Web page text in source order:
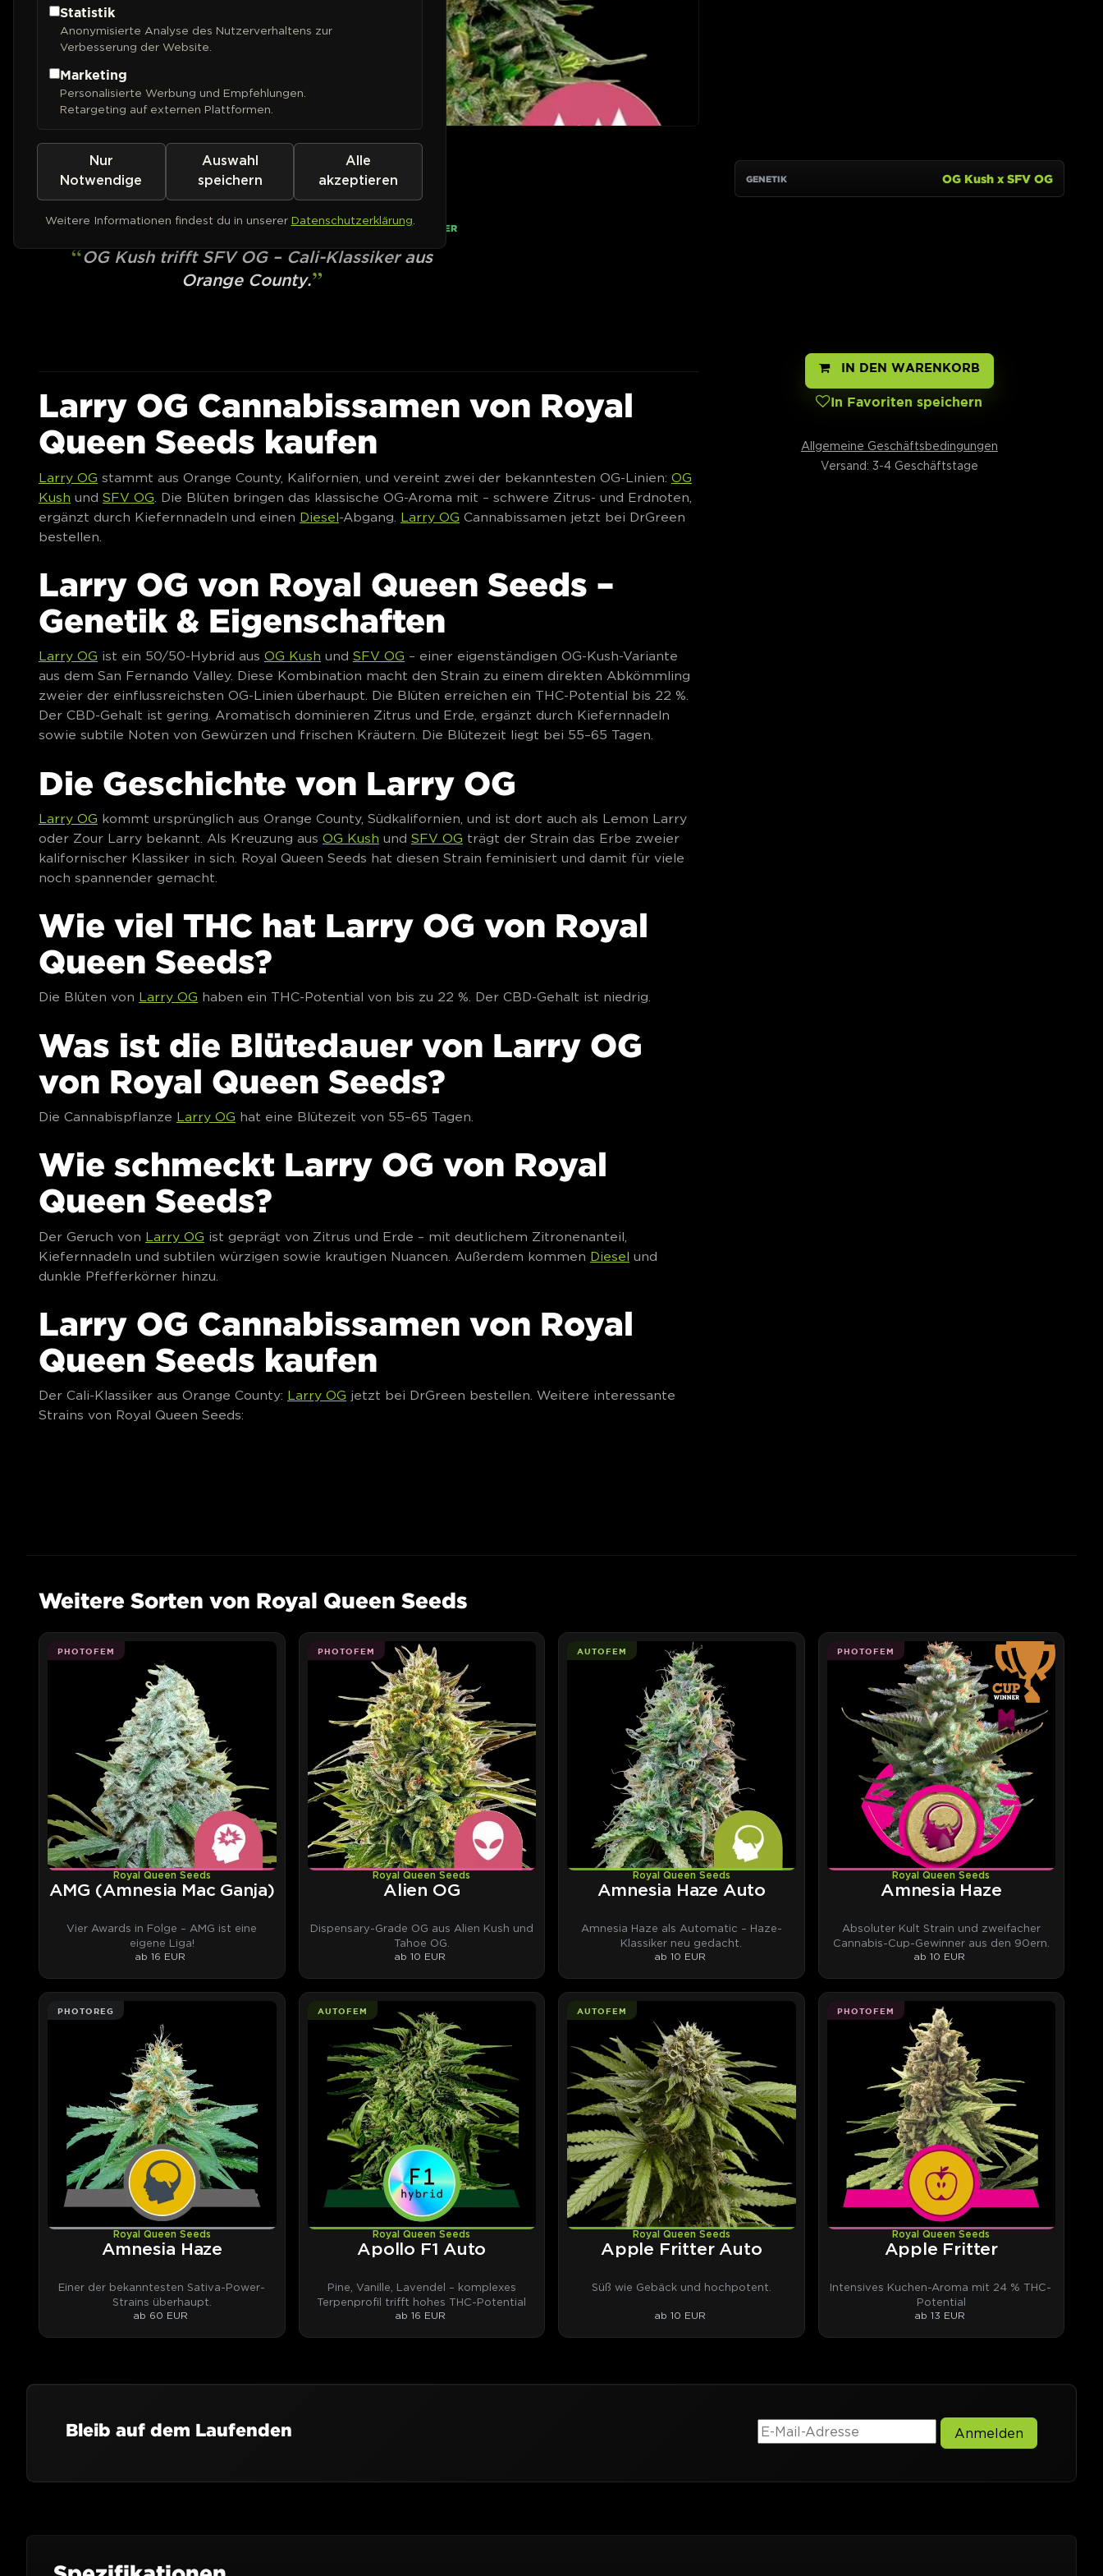
ROYAL QUEEN SEEDS
Larry OG
• AUF LAGER
OG Kush trifft SFV OG – Cali-Klassiker aus
Orange County.
Larry OG Cannabissamen von Royal
Queen Seeds kaufen
Larry OG stammt aus Orange County, Kalifornien, und vereint zwei der bekanntesten OG-Linien: OG
Kush und SFV OG . Die Blüten bringen das klassische OG-Aroma mit – schwere Zitrus- und Erdnoten,
ergänzt durch Kiefernnadeln und einen Diesel-Abgang. Larry OG Cannabissamen jetzt bei DrGreen
bestellen.
Larry OG von Royal Queen Seeds –
Genetik & Eigenschaften
Larry OG ist ein 50/50-Hybrid aus OG Kush und SFV OG – einer eigenständigen OG-Kush-Variante
aus dem San Fernando Valley. Diese Kombination macht den Strain zu einem direkten Abkömmling
zweier der einflussreichsten OG-Linien überhaupt. Die Blüten erreichen ein THC-Potential bis 22 %.
Der CBD-Gehalt ist gering. Aromatisch dominieren Zitrus und Erde, ergänzt durch Kiefernnadeln
sowie subtile Noten von Gewürzen und frischen Kräutern. Die Blütezeit liegt bei 55–65 Tagen.
Die Geschichte von Larry OG
Larry OG kommt ursprünglich aus Orange County, Südkalifornien, und ist dort auch als Lemon Larry
oder Zour Larry bekannt. Als Kreuzung aus OG Kush und SFV OG trägt der Strain das Erbe zweier
kalifornischer Klassiker in sich. Royal Queen Seeds hat diesen Strain feminisiert und damit für viele
noch spannender gemacht.
Wie viel THC hat Larry OG von Royal
Queen Seeds?
Die Blüten von Larry OG haben ein THC-Potential von bis zu 22 %. Der CBD-Gehalt ist niedrig.
Was ist die Blütedauer von Larry OG
von Royal Queen Seeds?
Die Cannabispflanze Larry OG hat eine Blütezeit von 55–65 Tagen.
Wie schmeckt Larry OG von Royal
Queen Seeds?
Der Geruch von Larry OG ist geprägt von Zitrus und Erde – mit deutlichem Zitronenanteil,
Kiefernnadeln und subtilen würzigen sowie krautigen Nuancen. Außerdem kommen Diesel und
dunkle Pfefferkörner hinzu.
Larry OG Cannabissamen von Royal
Queen Seeds kaufen
Der Cali-Klassiker aus Orange County: Larry OG jetzt bei DrGreen bestellen. Weitere interessante
Strains von Royal Queen Seeds:
IN DEN WARENKORB
In Favoriten speichern
Allgemeine Geschäftsbedingungen
Versand: 3-4 Geschäftstage
Weitere Sorten von Royal Queen Seeds
PHOTOFEM
Royal Queen Seeds
AMG (Amnesia Mac Ganja)
Vier Awards in Folge – AMG ist eine
eigene Liga!
ab 16 EUR
PHOTOFEM
Royal Queen Seeds
Alien OG
Dispensary-Grade OG aus Alien Kush und
Tahoe OG.
ab 10 EUR
AUTOFEM
Royal Queen Seeds
Amnesia Haze Auto
Amnesia Haze als Automatic – Haze-
Klassiker neu gedacht.
ab 10 EUR
PHOTOFEM
Royal Queen Seeds
Amnesia Haze
Absoluter Kult Strain und zweifacher
Cannabis-Cup-Gewinner aus den 90ern.
ab 10 EUR
PHOTOREG
Royal Queen Seeds
Amnesia Haze
Einer der bekanntesten Sativa-Power-
Strains überhaupt.
ab 60 EUR
AUTOFEM
Royal Queen Seeds
Apollo F1 Auto
Pine, Vanille, Lavendel – komplexes
Terpenprofil trifft hohes THC-Potential
ab 16 EUR
AUTOFEM
Royal Queen Seeds
Apple Fritter Auto
Süß wie Gebäck und hochpotent.
ab 10 EUR
PHOTOFEM
Royal Queen Seeds
Apple Fritter
Intensives Kuchen-Aroma mit 24 % THC-
Potential
ab 13 EUR
Bleib auf dem Laufenden Anmelden
Statistik
Anonymisierte Analyse des Nutzerverhaltens zur
Verbesserung der Website.
Marketing
Personalisierte Werbung und Empfehlungen.
Retargeting auf externen Plattformen.
Nur
Notwendige
Auswahl
speichern
Alle
akzeptieren
Weitere Informationen findest du in unserer Datenschutzerklärung